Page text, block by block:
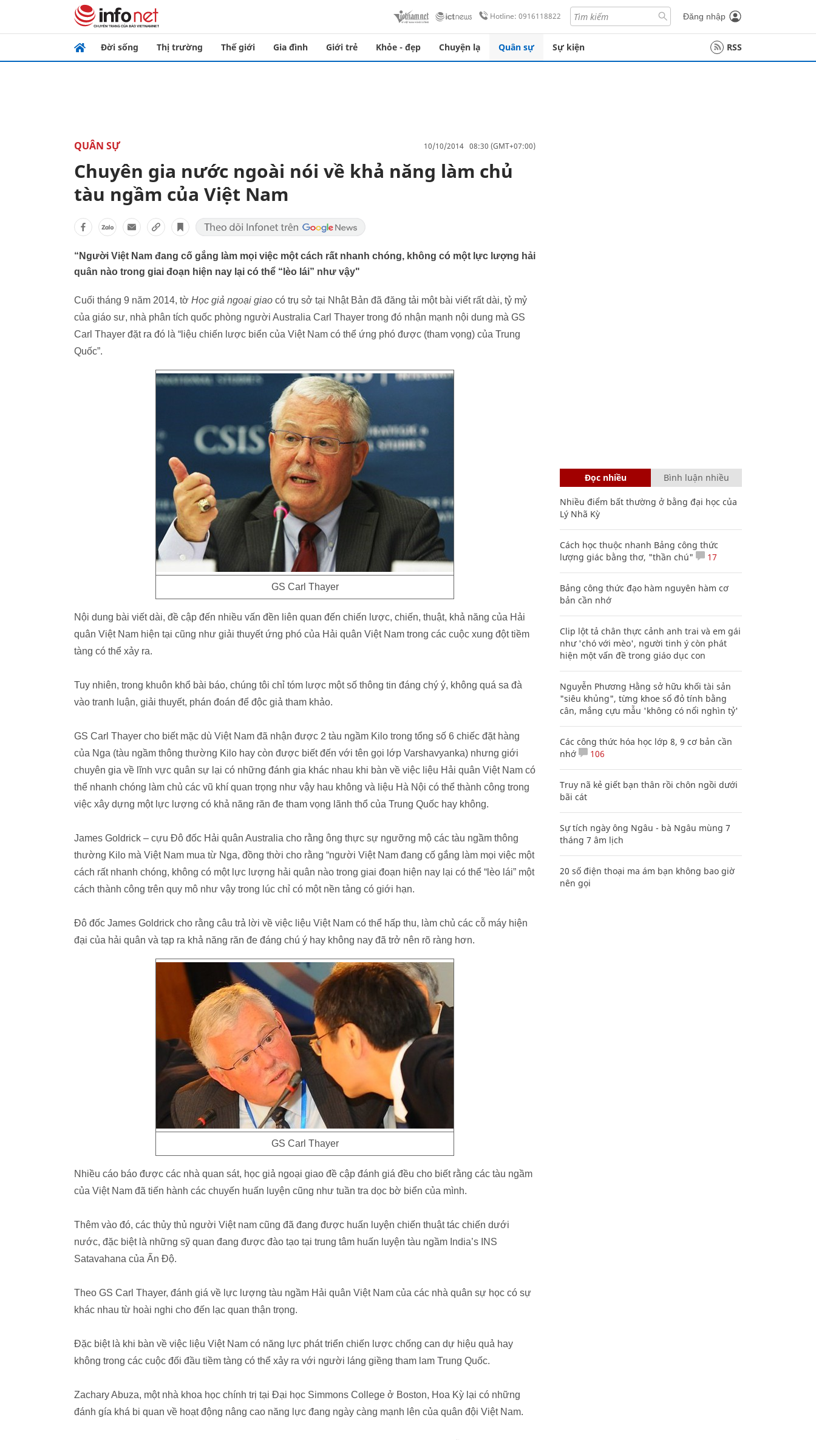
Hotline: 0916118822 Đăng nhập
Đời sống Thị trường Thế giới Gia đình Giới trẻ Khỏe - đẹp Chuyện lạ Quân sự Sự kiện RSS
QUÂN SỰ 10/10/2014 08:30 (GMT+07:00)
Chuyên gia nước ngoài nói về khả năng làm chủ
tàu ngầm của Việt Nam
“Người Việt Nam đang cố gắng làm mọi việc một cách rất nhanh chóng, không có một lực lượng hải
quân nào trong giai đoạn hiện nay lại có thể “lèo lái” như vậy"
Cuối tháng 9 năm 2014, tờ Học giả ngoại giao có trụ sở tại Nhật Bản đã đăng tải một bài viết rất dài, tỷ mỷ
của giáo sư, nhà phân tích quốc phòng người Australia Carl Thayer trong đó nhận mạnh nội dung mà GS
Carl Thayer đặt ra đó là “liệu chiến lược biển của Việt Nam có thể ứng phó được (tham vọng) của Trung
Quốc”.
GS Carl Thayer
Nội dung bài viết dài, đề cập đến nhiều vấn đền liên quan đến chiến lược, chiến, thuật, khả năng của Hải
quân Việt Nam hiện tại cũng như giải thuyết ứng phó của Hải quân Việt Nam trong các cuộc xung đột tiềm
tàng có thể xảy ra.
Tuy nhiên, trong khuôn khổ bài báo, chúng tôi chỉ tóm lược một số thông tin đáng chý ý, không quá sa đà
vào tranh luận, giải thuyết, phán đoán để độc giả tham khảo.
GS Carl Thayer cho biết mặc dù Việt Nam đã nhận được 2 tàu ngầm Kilo trong tổng số 6 chiếc đặt hàng
của Nga (tàu ngầm thông thường Kilo hay còn được biết đến với tên gọi lớp Varshavyanka) nhưng giới
chuyên gia về lĩnh vực quân sự lại có những đánh gia khác nhau khi bàn về việc liệu Hải quân Việt Nam có
thể nhanh chóng làm chủ các vũ khí quan trọng như vậy hau không và liệu Hà Nội có thể thành công trong
việc xây dựng một lực lượng có khả năng răn đe tham vọng lãnh thổ của Trung Quốc hay không.
James Goldrick – cựu Đô đốc Hải quân Australia cho rằng ông thực sự ngưỡng mộ các tàu ngầm thông
thường Kilo mà Việt Nam mua từ Nga, đồng thời cho rằng “người Việt Nam đang cố gắng làm mọi việc một
cách rất nhanh chóng, không có một lực lượng hải quân nào trong giai đoạn hiện nay lại có thể “lèo lái” một
cách thành công trên quy mô như vậy trong lúc chỉ có một nền tảng có giới hạn.
Đô đốc James Goldrick cho rằng câu trả lời về việc liệu Việt Nam có thể hấp thu, làm chủ các cỗ máy hiện
đại của hải quân và tạp ra khả năng răn đe đáng chú ý hay không nay đã trở nên rõ ràng hơn.
GS Carl Thayer
Nhiều cáo báo được các nhà quan sát, học giả ngoại giao đề cập đánh giá đều cho biết rằng các tàu ngầm
của Việt Nam đã tiến hành các chuyến huấn luyện cũng như tuần tra dọc bờ biển của mình.
Thêm vào đó, các thủy thủ người Việt nam cũng đã đang được huấn luyện chiến thuật tác chiến dưới
nước, đặc biệt là những sỹ quan đang được đào tạo tại trung tâm huấn luyện tàu ngầm India’s INS
Satavahana của Ấn Độ.
Theo GS Carl Thayer, đánh giá về lực lượng tàu ngầm Hải quân Việt Nam của các nhà quân sự học có sự
khác nhau từ hoài nghi cho đến lạc quan thận trọng.
Đặc biệt là khi bàn về việc liệu Việt Nam có năng lực phát triển chiến lược chống can dự hiệu quả hay
không trong các cuộc đối đầu tiềm tàng có thể xảy ra với người láng giềng tham lam Trung Quốc.
Zachary Abuza, một nhà khoa học chính trị tại Đại học Simmons College ở Boston, Hoa Kỳ lại có những
đánh gía khá bi quan về hoạt động nâng cao năng lực đang ngày càng mạnh lên của quân đội Việt Nam.
Đọc nhiều Bình luận nhiều
Nhiều điểm bất thường ở bằng đại học của
Lý Nhã Kỳ
Cách học thuộc nhanh Bảng công thức
lượng giác bằng thơ, "thần chú"
17
Bảng công thức đạo hàm nguyên hàm cơ
bản cần nhớ
Clip lột tả chân thực cảnh anh trai và em gái
như 'chó với mèo', người tinh ý còn phát
hiện một vấn đề trong giáo dục con
Nguyễn Phương Hằng sở hữu khối tài sản
"siêu khủng", từng khoe sổ đỏ tính bằng
cân, mắng cựu mẫu 'không có nổi nghìn tỷ'
Các công thức hóa học lớp 8, 9 cơ bản cần
nhớ
106
Truy nã kẻ giết bạn thân rồi chôn ngồi dưới
bãi cát
Sự tích ngày ông Ngâu - bà Ngâu mùng 7
tháng 7 âm lịch
20 số điện thoại ma ám bạn không bao giờ
nên gọi